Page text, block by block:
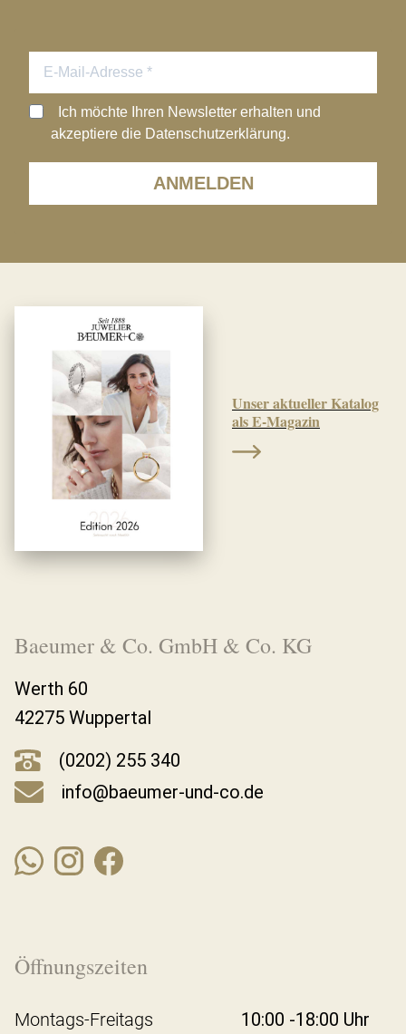
ANMELDEN
Ich möchte Ihren Newsletter erhalten und
akzeptiere die Datenschutzerklärung.
Unser aktueller Katalog
als E-Magazin
Baeumer & Co. GmbH & Co. KG
Werth 60
42275 Wuppertal
(0202) 255 340
info@baeumer-und-co.de
Öffnungszeiten
Montags-Freitags
10:00 -18:00 Uhr